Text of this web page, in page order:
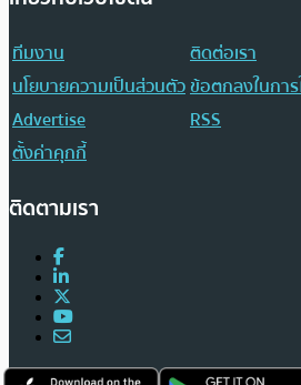
ทีมงาน
ติดต่อเรา
นโยบายความเป็นส่วนตัวข้อตกลงในกา
Advertise
RSS
ตั้งค่าคุกกี้
ติดตามเรา